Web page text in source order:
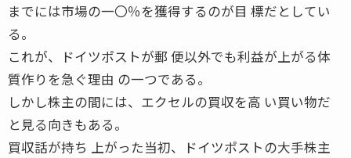
までには市場の一〇％を獲得するのが目 標だとしてい
る。
これが、ドイツポストが郵 便以外でも利益が上がる体
質作りを急ぐ理由 の一つである。
しかし株主の間には、エクセルの買収を高 い買い物だ
と見る向きもある。
買収話が持ち 上がった当初、ドイツポストの大手株主